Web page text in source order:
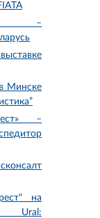
–
Минске
–
на
Ural: